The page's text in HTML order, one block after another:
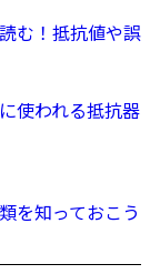
む！抵抗値や誤
使われる抵抗器
を知っておこう